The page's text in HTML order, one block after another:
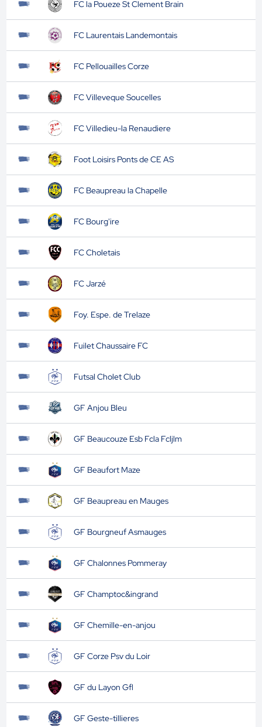
FC la Poueze St Clement Brain
FC Laurentais Landemontais
FC Pellouailles Corze
FC Villeveque Soucelles
FC Villedieu-la Renaudiere
Foot Loisirs Ponts de CE AS
FC Beaupreau la Chapelle
FC Bourg'ire
FC Choletais
FC Jarzé
Foy. Espe. de Trelaze
Fuilet Chaussaire FC
Futsal Cholet Club
GF Anjou Bleu
GF Beaucouze Esb Fcla Fcljlm
GF Beaufort Maze
GF Beaupreau en Mauges
GF Bourgneuf Asmauges
GF Chalonnes Pommeray
GF Champtoc&ingrand
GF Chemille-en-anjou
GF Corze Psv du Loir
GF du Layon Gfl
GF Geste-tillieres